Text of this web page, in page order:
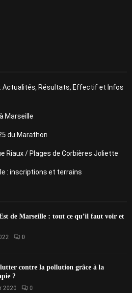
: Actualités, Résultats, Effectif et Infos
Marseille
du Marathon
Riaux / Plages de Corbières Joliette
: inscriptions et terrains
de Marseille : tout ce qu’il faut voir et
0
contre la pollution grâce à la
?
2020 0